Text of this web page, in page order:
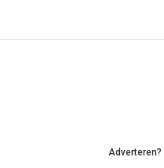
Adverteren?